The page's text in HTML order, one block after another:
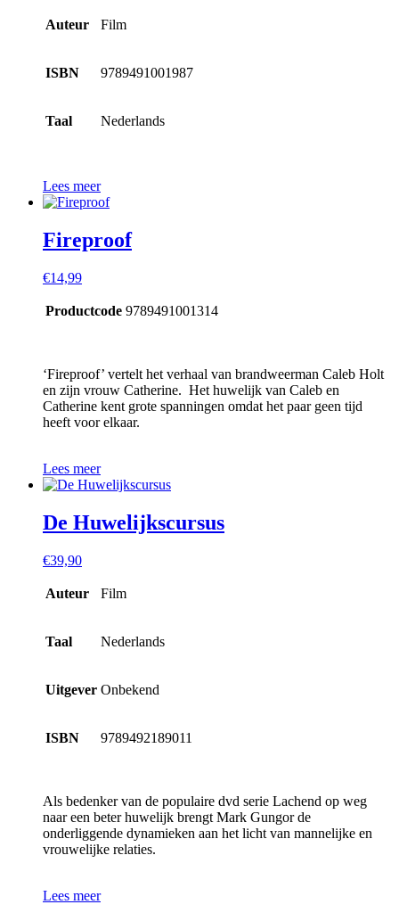
Auteur Film
ISBN 9789491001987
Taal Nederlands
Lees meer
Fireproof
€14,99
Productcode 9789491001314
‘Fireproof’ vertelt het verhaal van brandweerman Caleb Holt
en zijn vrouw Catherine. Het huwelijk van Caleb en
Catherine kent grote spanningen omdat het paar geen tijd
heeft voor elkaar.
Lees meer
De Huwelijkscursus
€39,90
Auteur Film
Taal Nederlands
Uitgever Onbekend
ISBN 9789492189011
Als bedenker van de populaire dvd serie Lachend op weg
naar een beter huwelijk brengt Mark Gungor de
onderliggende dynamieken aan het licht van mannelijke en
vrouwelijke relaties.
Lees meer